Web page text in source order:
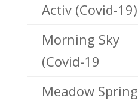
Activ (Covid-19)
Morning Sky
(Covid-19
Meadow Spring